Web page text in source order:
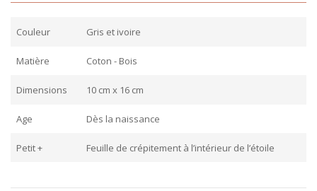
Couleur Gris et ivoire
Matière Coton - Bois
Dimensions 10 cm x 16 cm
Age Dès la naissance
Petit + Feuille de crépitement à l’intérieur de l’étoile